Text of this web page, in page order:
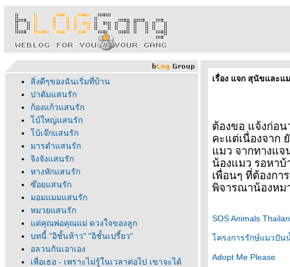
สิ่งดีๆของฉันเริ่มที่บ้าน
ปาดัมแสนรัก
ก้องแก้วแสนรัก
บ้ใหญ่แสนรัก
บ้เจ๊กแสนรัก
มารดำแสนรัก
จิงจังแสนรัก
หางหักแสนรัก
ซ๊อยแสนรัก
มอมแมมแสนรัก
หมวยแสนรัก
ด่คุณพ่อคุณแม่ ดวงใจของลูก
บทนี้ "อิชั้นห้าว" "อิชั้นเปรี้ยว"
อลวนกันเอาเอง
เพื่อเธอ - เพราะไม่รู้ในเวลาต่อไป เขาจะได้
เรื่อง แจก สุนัขและ
ต้องขอ แจ้งก่อน
คะแต่เนื่องจาก
มว จากทางแจน
น้องแมว รอหาบ้
เพื่อนๆ ที่ต้องกา
พิจารณาน้องหม
SOS Animals
ครงการรักษ์แมวปัน
Adopt Me Please